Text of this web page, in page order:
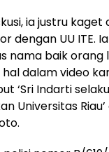
ia justru
dengan UU ITE.
nama baik orang
hal dalam video
‘Sri Indarti
Universitas